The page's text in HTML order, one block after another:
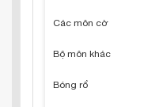
Các môn cờ
Bộ môn khác
Bóng rổ